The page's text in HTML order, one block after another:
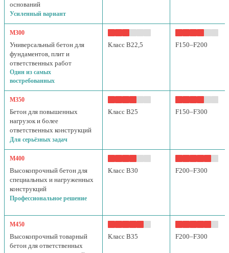
оснований
Усиленный вариант
М300
Универсальный бетон для
фундаментов, плит и
ответственных работ
Один из самых
востребованных
Класс B22,5 F150–F200
М350
Бетон для повышенных
нагрузок и более
ответственных конструкций
Для серьёзных задач
Класс B25 F150–F300
М400
Высокопрочный бетон для
специальных и нагруженных
конструкций
Профессиональное решение
Класс B30 F200–F300
М450
Высокопрочный товарный
бетон для ответственных
Класс B35 F200–F300